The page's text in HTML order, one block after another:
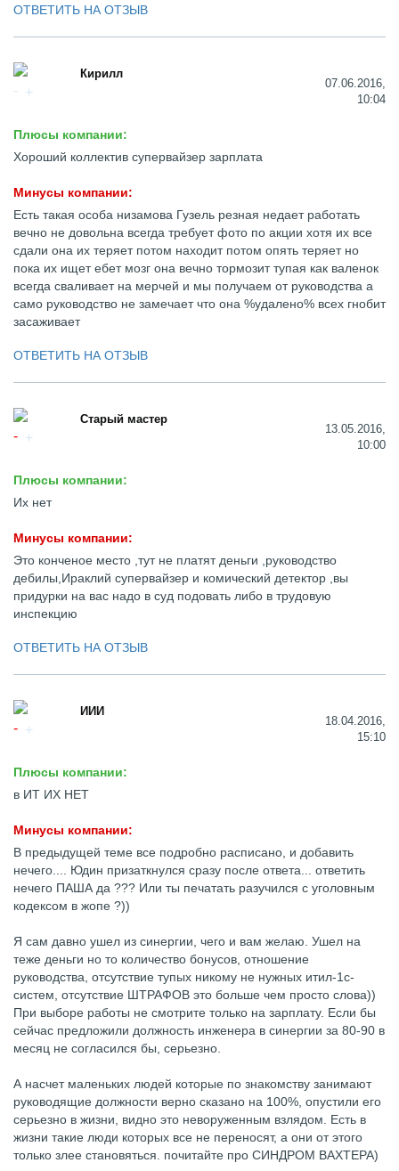
ОТВЕТИТЬ НА ОТЗЫВ
Кирилл
07.06.2016,
10:04
Плюсы компании:
Хороший коллектив супервайзер зарплата
Минусы компании:
Есть такая особа низамова Гузель резная недает работать
вечно не довольна всегда требует фото по акции хотя их все
сдали она их теряет потом находит потом опять теряет но
пока их ищет ебет мозг она вечно тормозит тупая как валенок
всегда сваливает на мерчей и мы получаем от руководства а
само руководство не замечает что она %удалено% всех гнобит
засаживает
ОТВЕТИТЬ НА ОТЗЫВ
Старый мастер
13.05.2016,
10:00
Плюсы компании:
Их нет
Минусы компании:
Это конченое место ,тут не платят деньги ,руководство
дебилы,Ираклий супервайзер и комический детектор ,вы
придурки на вас надо в суд подовать либо в трудовую
инспекцию
ОТВЕТИТЬ НА ОТЗЫВ
ИИИ
18.04.2016,
15:10
Плюсы компании:
в ИТ ИХ НЕТ
Минусы компании:
В предыдущей теме все подробно расписано, и добавить
нечего.... Юдин призаткнулся сразу после ответа... ответить
нечего ПАША да ??? Или ты печатать разучился с уголовным
кодексом в жопе ?))
Я сам давно ушел из синергии, чего и вам желаю. Ушел на
теже деньги но то количество бонусов, отношение
руководства, отсутствие тупых никому не нужных итил-1с-
систем, отсутствие ШТРАФОВ это больше чем просто слова))
При выборе работы не смотрите только на зарплату. Если бы
сейчас предложили должность инженера в синергии за 80-90 в
месяц не согласился бы, серьезно.
А насчет маленьких людей которые по знакомству занимают
руководящие должности верно сказано на 100%, опустили его
серьезно в жизни, видно это неворуженным взлядом. Есть в
жизни такие люди которых все не переносят, а они от этого
только злее становяться. почитайте про СИНДРОМ ВАХТЕРА)